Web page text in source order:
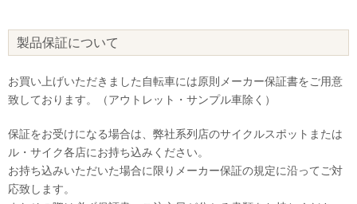
製品保証について
お買い上げいただきました自転車には原則メーカー保証書をご用意
致しております。（アウトレット・サンプル車除く）
保証をお受けになる場合は、弊社系列店のサイクルスポットまたは
ル・サイク各店にお持ち込みください。
お持ち込みいただいた場合に限りメーカー保証の規定に沿ってご対
応致します。